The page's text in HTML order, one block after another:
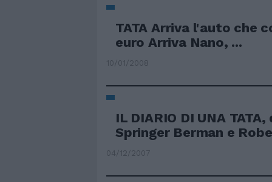
TATA Arriva l'auto che
euro Arriva Nano, ...
10/01/2008
IL DIARIO DI UNA TATA,
Springer Berman e
04/12/2007